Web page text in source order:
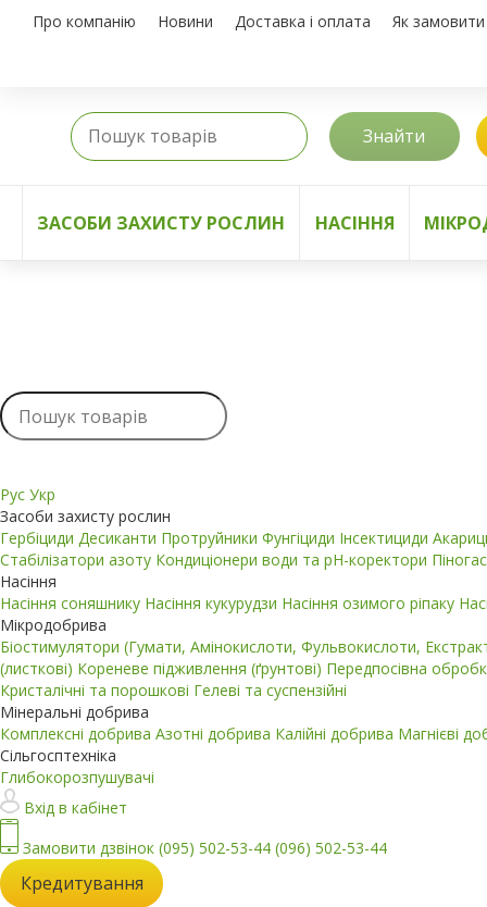
Про компанію Новини Доставка і оплата Як замовити
Знайти
ЗАСОБИ ЗАХИСТУ РОСЛИН НАСІННЯ
Рус Укр
Засоби захисту рослин
Гербіциди Десиканти Протруйники Фунгіциди Інсектициди
Стабілізатори азоту Кондиціонери води та pH-коректори
Насіння
Насіння соняшнику Насіння кукурудзи Насіння озимого ріпаку
Мікродобрива
Біостимулятори (Гумати, Амінокислоти, Фульвокислоти,
(листкові) Кореневе підживлення (ґрунтові) Передпосівна
Кристалічні та порошкові Гелеві та суспензійні
Мінеральні добрива
Комплексні добрива Азотні добрива Калійні добрива Магнієві
Сільгосптехніка
Глибокорозпушувачі
Вхід в кабінет
Замовити дзвінок (095) 502-53-44 (096) 502-53-44
Кредитування